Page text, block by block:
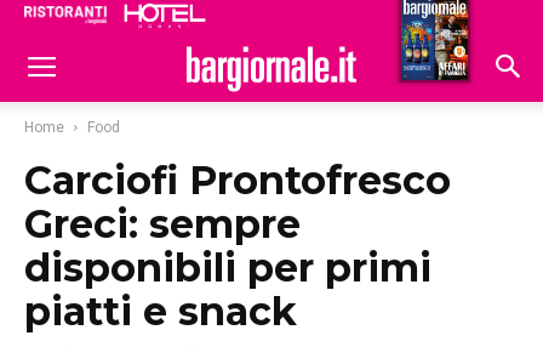
Hoteldomani
Home Food
Carciofi Prontofresco
Greci: sempre
disponibili per primi
piatti e snack